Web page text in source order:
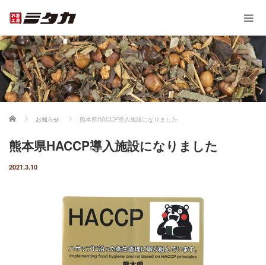
ホーム お知らせ 熊本県HACCP導入施設になりました
熊本県HACCP導入施設になりました
2021.3.10